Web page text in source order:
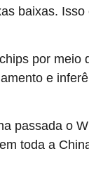
baixas.
por
e
passada o
toda a